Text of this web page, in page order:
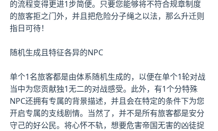
的流程变得更进1步简便。只要您能够将不符合规章制度
的旅客拒之门外，并且把危险分子绳之以法，那么升迁则
指日可待！
随机生成且特征各异的NPC
单个1名旅客都是由体系随机生成的，以便在单个1轮对战
当中为您贡献独1无二的对战感受。此外，有1个分特殊
NPC还拥有专属的背景描述，并且会在特定的条件下为您
开启专属的支线剧情。当然了，并不是所有旅客都是安分
守己的好公民。将心怀不轨，想要危害帝国无害的凶徒捉